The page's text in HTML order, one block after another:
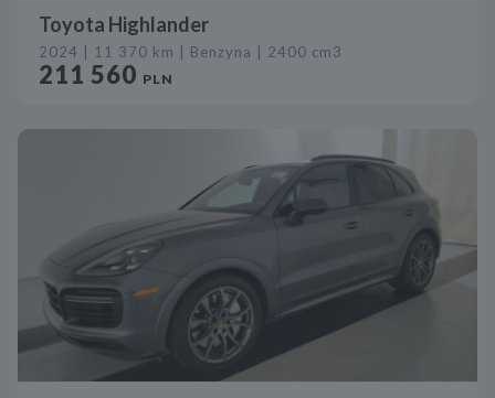
Toyota Highlander
2024 | 11 370 km | Benzyna | 2400 cm3
211 560 PLN